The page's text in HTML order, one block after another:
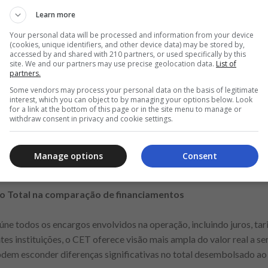
do financiamento de carros
em que a instituição financeira paga o valor do veículo ao
de juros. O contrato define taxa aplicada, prazo e encargos
permanece alienado ao banco. Ao comparar ofertas online, é
da operação. Um financiamento de R$ 40.000,00 pode
e do prazo escolhido.
Total na comparação de financiamentos
todos os encargos envolvidos na operação, incluindo juros,
instituições, o CET oferece visão mais ampla do valor real a
esconder diferenças significativas no total desembolsado
Learn more
Your personal data will be processed and information from your device
(cookies, unique identifiers, and other device data) may be stored by,
accessed by and shared with 210 partners, or used specifically by this
site. We and our partners may use precise geolocation data. List of
partners.
Some vendors may process your personal data on the basis of legitimate
interest, which you can object to by managing your options below. Look
for a link at the bottom of this page or in the site menu to manage or
withdraw consent in privacy and cookie settings.
Consent
Manage options